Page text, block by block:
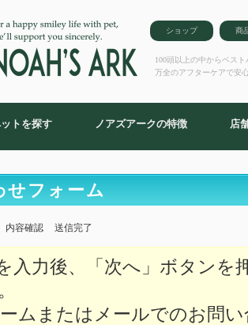
ショップ 商
100頭以上の中からベス
万全のアフターケアで安
トを探す ノアズアークの特徴 店
せフォーム
内容確認 送信完了
入力後、「次へ」ボタンを
ムまたはメールでのお問